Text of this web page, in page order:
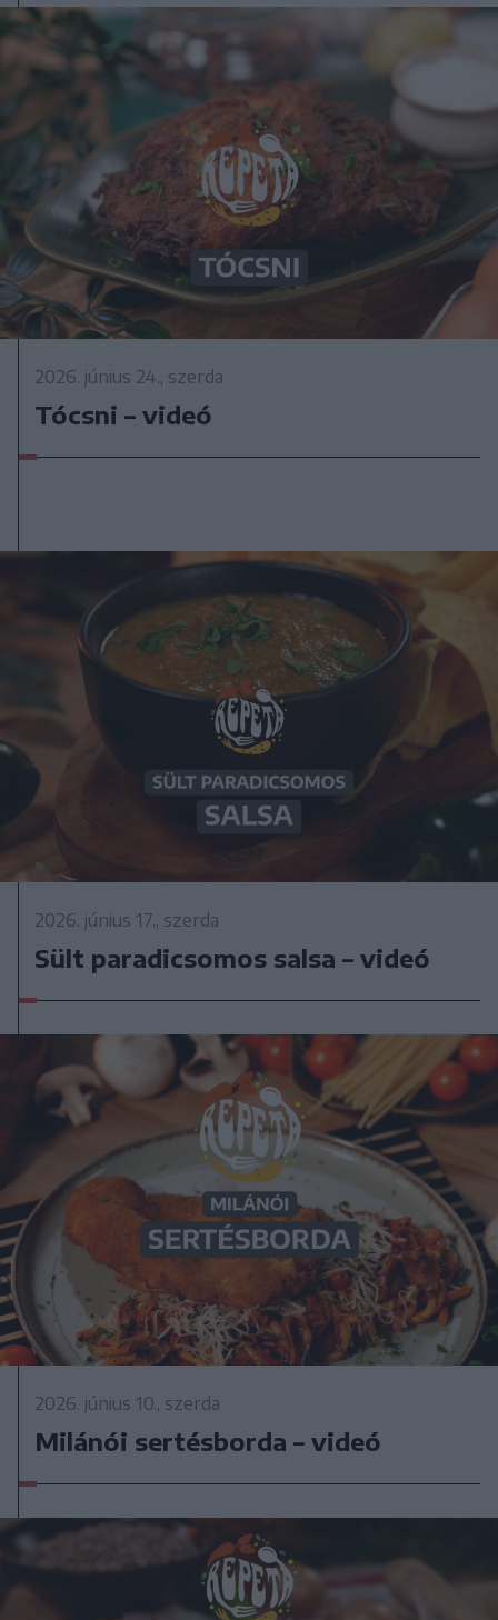
2026. június 24., szerda
Tócsni – videó
2026. június 17., szerda
Sült paradicsomos salsa – videó
2026. június 10., szerda
Milánói sertésborda – videó